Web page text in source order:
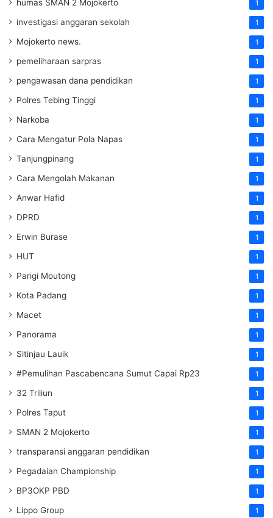
humas SMAN 2 Mojokerto 1
investigasi anggaran sekolah 1
Mojokerto news. 1
pemeliharaan sarpras 1
pengawasan dana pendidikan 1
Polres Tebing Tinggi 1
Narkoba 1
Cara Mengatur Pola Napas 1
Tanjungpinang 1
Cara Mengolah Makanan 1
Anwar Hafid 1
DPRD 1
Erwin Burase 1
HUT 1
Parigi Moutong 1
Kota Padang 1
Macet 1
Panorama 1
Sitinjau Lauik 1
#Pemulihan Pascabencana Sumut Capai Rp23 1
32 Triliun 1
Polres Taput 1
SMAN 2 Mojokerto 1
transparansi anggaran pendidikan 1
Pegadaian Championship 1
BP3OKP PBD 1
Lippo Group 1